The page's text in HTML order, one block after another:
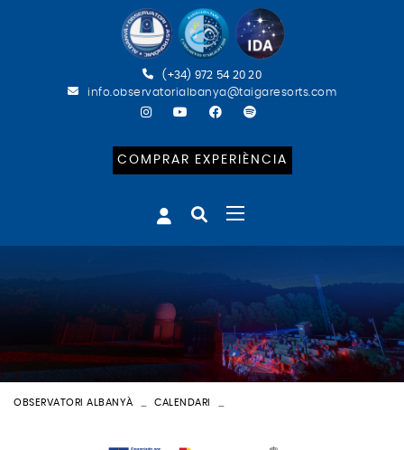
(+34) 972 54 20 20
info.observatorialbanya@taigaresorts.com
COMPRAR EXPERIÈNCIA
OBSERVATORI ALBANYÀ CALENDARI